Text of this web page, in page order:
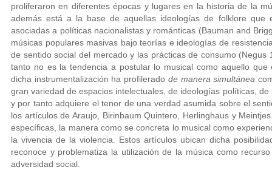
proliferaron en diferentes épocas y lugares en la historia de la
además está a la base de aquellas ideologías de folklore que
asociadas a políticas nacionalistas y románticas (Bauman and
músicas populares masivas bajo teorías e ideologías de
de sentido social del mercado y las prácticas de consumo
tanto no es la tendencia a postular lo musical como aquello
dicha instrumentalización ha profilerado de manera simultánea
gran variedad de espacios intelectuales, de ideologías políticas,
y por tanto adquiere el tenor de una verdad asumida sobre el
los artículos de Araujo, Birinbaum Quintero, Herlinghaus y
específicas, la manera como se concreta lo musical como
la vivencia de la violencia. Estos artículos ubican dicha
reconoce y problematiza la utilización de la música como
adversidad social.